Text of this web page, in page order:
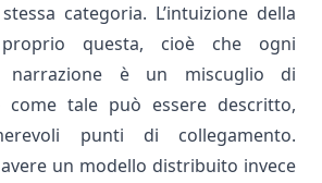
categoria. L’intuizione della
questa, cioè che ogni
narrazione è un miscuglio di
come tale può essere descritto,
punti di collegamento.
un modello distribuito invece